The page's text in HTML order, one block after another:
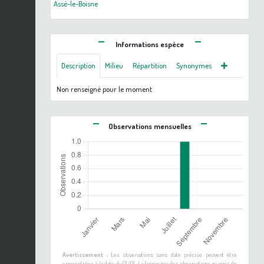
Assé-le-Boisne
Informations espèce
Description Milieu Répartition Synonymes
Non renseigné pour le moment
Observations mensuelles
Avertissement :Les observations sans date précise peuvent être